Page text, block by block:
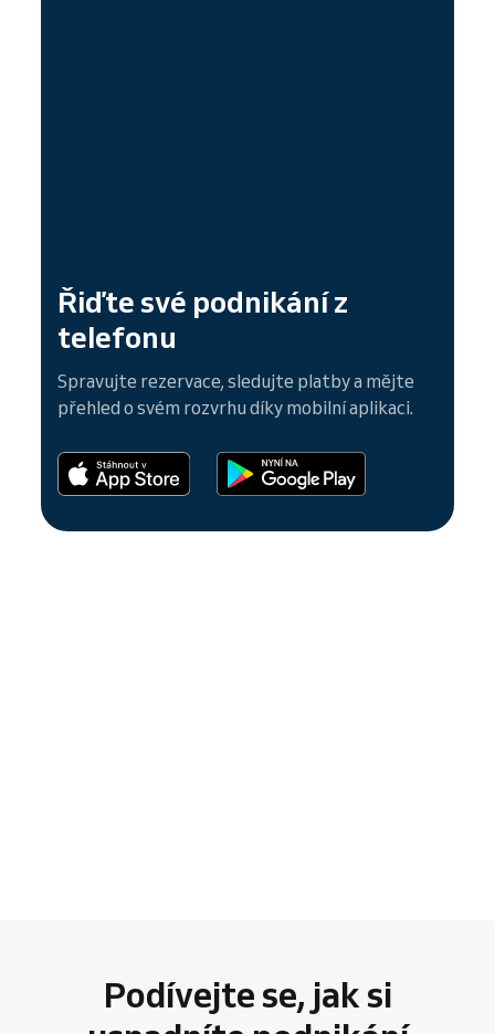
Řiďte své podnikání z
telefonu
Spravujte rezervace, sledujte platby a mějte
přehled o svém rozvrhu díky mobilní aplikaci.
Podívejte se, jak si